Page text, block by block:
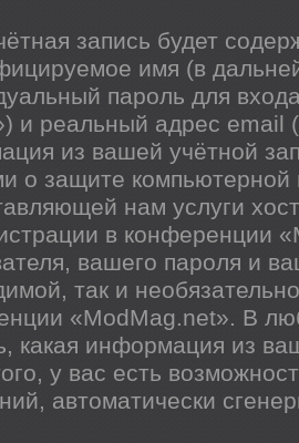
запись будет
имя (в
пароль для
и реальный адрес
из вашей учётной
о защите
нам услуги
в конференции
вашего пароля и
так и
«ModMag.net». В
какая информация из
у вас есть
автоматически